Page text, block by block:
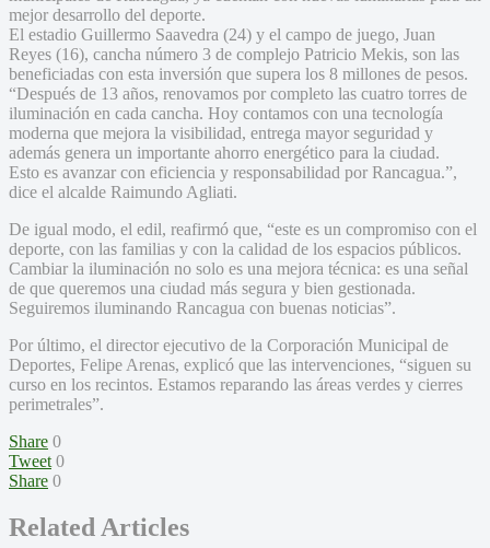
mejor desarrollo del deporte.
El estadio Guillermo Saavedra (24) y el campo de juego, Juan
Reyes (16), cancha número 3 de complejo Patricio Mekis, son las
beneficiadas con esta inversión que supera los 8 millones de pesos.
“Después de 13 años, renovamos por completo las cuatro torres de
iluminación en cada cancha. Hoy contamos con una tecnología
moderna que mejora la visibilidad, entrega mayor seguridad y
además genera un importante ahorro energético para la ciudad.
Esto es avanzar con eficiencia y responsabilidad por Rancagua.”,
dice el alcalde Raimundo Agliati.
De igual modo, el edil, reafirmó que, “este es un compromiso con el
deporte, con las familias y con la calidad de los espacios públicos.
Cambiar la iluminación no solo es una mejora técnica: es una señal
de que queremos una ciudad más segura y bien gestionada.
Seguiremos iluminando Rancagua con buenas noticias”.
Por último, el director ejecutivo de la Corporación Municipal de
Deportes, Felipe Arenas, explicó que las intervenciones, “siguen su
curso en los recintos. Estamos reparando las áreas verdes y cierres
perimetrales”.
Share 0
Tweet 0
Share 0
Related Articles